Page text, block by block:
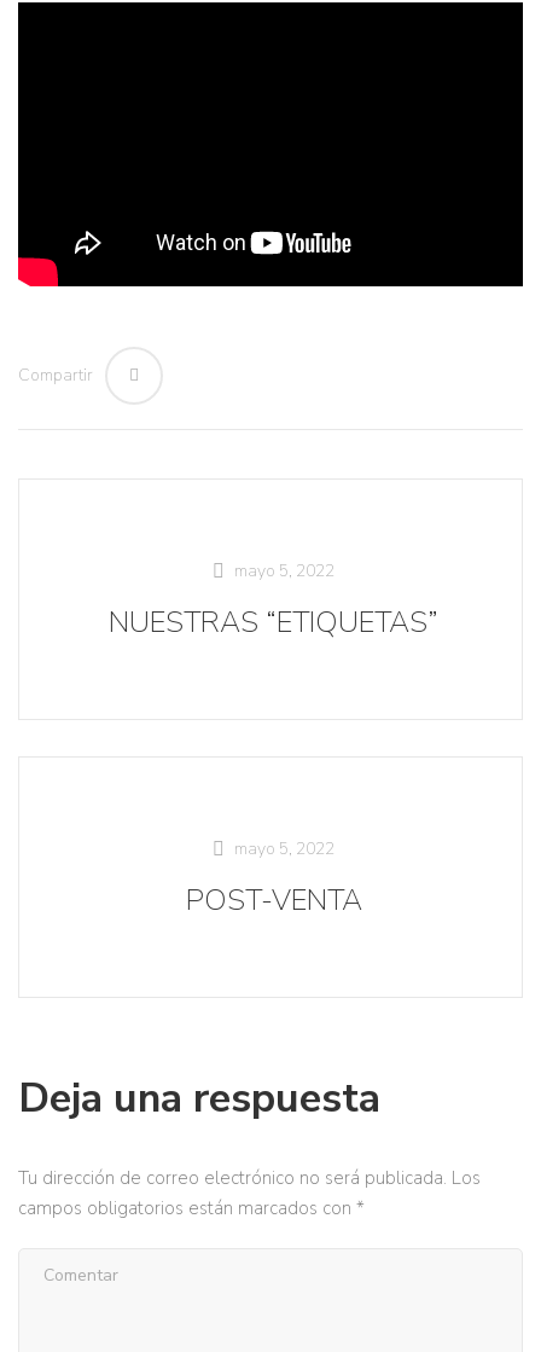
Compartir
mayo 5, 2022
NUESTRAS “ETIQUETAS”
mayo 5, 2022
POST-VENTA
Deja una respuesta
Tu dirección de correo electrónico no será publicada. Los
campos obligatorios están marcados con *